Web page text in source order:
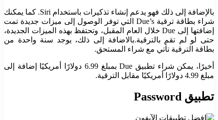
بالإضافة إلى ذلك فهو يدعم إنشاء تذكيرات باستخدام Siri.
كما يمكنك
شراء بطاقة ترقية Due’s التي توفر الوصول إلى ميزات جديدة تمت
إضافتها إلى Due خلال العام المقبل، وتحتفظ بهذه الميزات الجديدة،
حتى لو لم تقم بالترقية.بالاضافة إلى ذلك، يوجد سنة واحدة من
بطاقة الترقية تأتي مع شراء المستحق.
أخيرًا، يمكن شراء تطبيق Due
بمبلغ 6.99 دولارًا أمريكيًا إضافة إلى
مبلغ 4.99 دولارًا أمريكيًا مقابل الترقية.
تطبيق Password